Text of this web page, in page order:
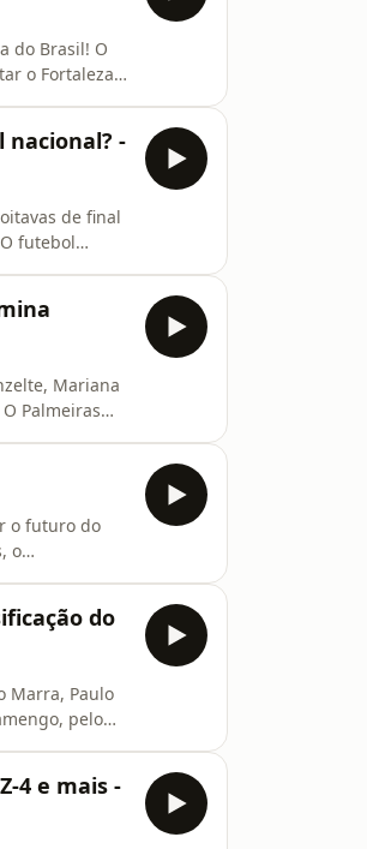
do Brasil! O
o Fortaleza
nacional? -
de final
futebol
Mariana
Palmeiras
o futuro do
o
do
Marra, Paulo
pelo
4 e mais -